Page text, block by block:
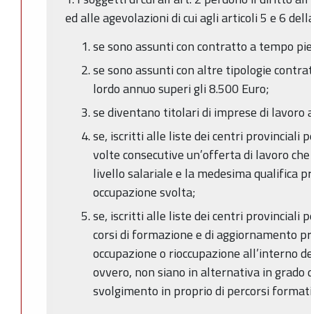
ed alle agevolazioni di cui agli articoli 5 e 6
se sono assunti con contratto a tempo
se sono assunti con altre tipologie
lordo annuo superi gli 8.500 Euro;
se diventano titolari di imprese di lavoro
se, iscritti alle liste dei centri provinciali
volte consecutive un’offerta di lavoro
livello salariale e la medesima qualifica
occupazione svolta;
se, iscritti alle liste dei centri provinciali
corsi di formazione e di aggiornamento
occupazione o rioccupazione all’interno
ovvero, non siano in alternativa in grado
svolgimento in proprio di percorsi